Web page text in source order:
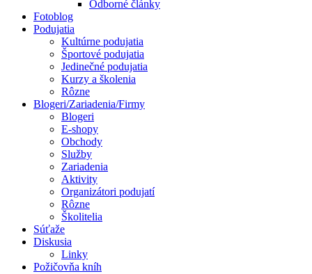
Odborné články
Fotoblog
Podujatia
Kultúrne podujatia
Športové podujatia
Jedinečné podujatia
Kurzy a školenia
Rôzne
Blogeri/Zariadenia/Firmy
Blogeri
E-shopy
Obchody
Služby
Zariadenia
Aktivity
Organizátori podujatí
Rôzne
Školitelia
Súťaže
Diskusia
Linky
Požičovňa kníh